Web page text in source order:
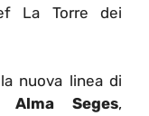
La Torre dei
nuova linea di
Alma Seges,